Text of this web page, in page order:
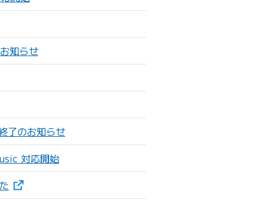
知らせ
了のお知らせ
対応開始
（新しいタブで開きます）